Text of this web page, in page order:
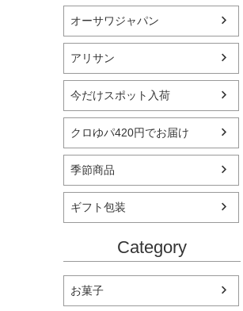
オーサワジャパン
アリサン
今だけスポット入荷
クロゆパ420円でお届け
季節商品
ギフト包装
Category
お菓子